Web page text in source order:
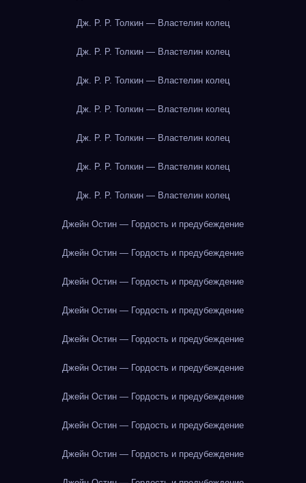
Дж. Р. Р. Толкин — Властелин колец
Дж. Р. Р. Толкин — Властелин колец
Дж. Р. Р. Толкин — Властелин колец
Дж. Р. Р. Толкин — Властелин колец
Дж. Р. Р. Толкин — Властелин колец
Дж. Р. Р. Толкин — Властелин колец
Дж. Р. Р. Толкин — Властелин колец
Джейн Остин — Гордость и предубеждение
Джейн Остин — Гордость и предубеждение
Джейн Остин — Гордость и предубеждение
Джейн Остин — Гордость и предубеждение
Джейн Остин — Гордость и предубеждение
Джейн Остин — Гордость и предубеждение
Джейн Остин — Гордость и предубеждение
Джейн Остин — Гордость и предубеждение
Джейн Остин — Гордость и предубеждение